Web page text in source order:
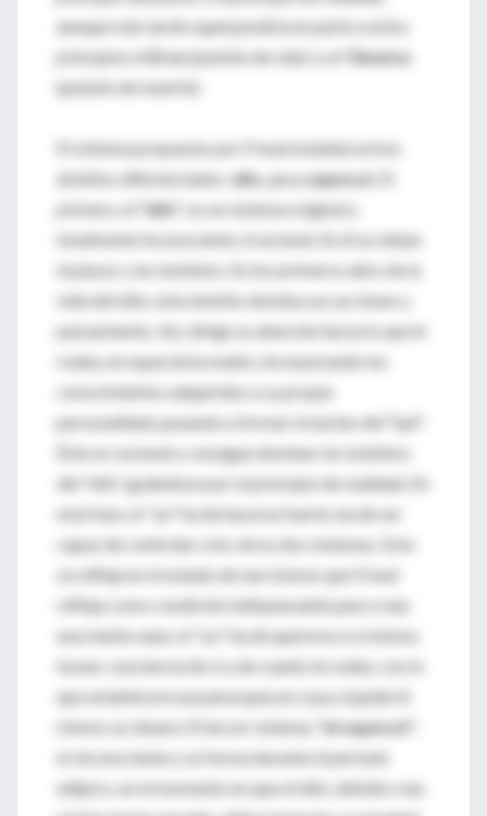
aunque más tarde superpondría en parte a estos
principios elEros(pulsión de vida ) y el
Tánatos
(pulsión de muerte).
El sistema propuesto por Freud establecía tres
ámbitos diferenciados: ello, yo y superyó
primero, el
"ello"
, es un sistema original y
totalmente inconsciente, irracional. En él se sitúan
el placer y los instintos. En los primeros años de la
vida del niño, éste ámbito domina sus acciones y
pensamiento. Así, dirige su atención hacia lo que le
rodea, en especial la madre, incorporando los
conocimientos adquiridos a su propia
personalidad, pasando a formar el núcleo del
"yo".
Éste es racional y consigue dominar los instintos
del "ello", guiándose por el principio de realidad. En
esta fase, el "yo" ha de hacerse fuerte, ha de ser
capaz de controlar a los otros dos sistemas. Esto
se refleja en el estado de narcisismo que Freud
refleja como condición indispensable para crear
una mente sana: el "yo" ha de quererse a sí mismo,
tomar conciencia de sí y de cuanto le rodea, con lo
que establecerá una jerarquía en cuya cúspide él
mismo se situará. El tercer sistema,
"el superyó"
es inconsciente y se forma durante el período
edípico, en el momento en que el niño, debido a las